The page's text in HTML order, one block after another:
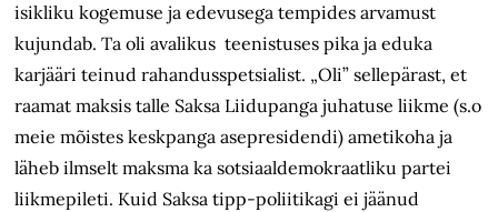
isikliku kogemuse ja edevusega tempides arvamust
kujundab. Ta oli avalikus teenistuses pika ja eduka
karjääri teinud rahandusspetsialist. „Oli” sellepärast, et
raamat maksis talle Saksa Liidupanga juhatuse liikme (s.o
meie mõistes keskpanga asepresidendi) ametikoha ja
läheb ilmselt maksma ka sotsiaaldemokraatliku partei
liikmepileti. Kuid Saksa tipp-poliitikagi ei jäänud